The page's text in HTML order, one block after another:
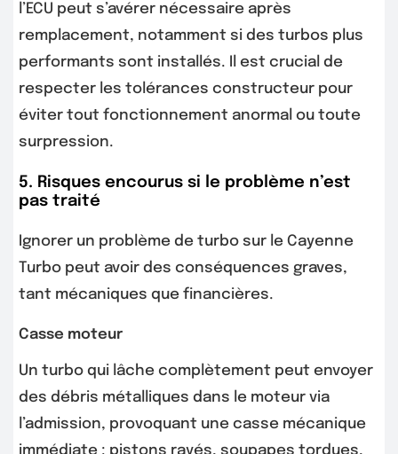
l’ECU peut s’avérer nécessaire après
remplacement, notamment si des turbos plus
performants sont installés. Il est crucial de
respecter les tolérances constructeur pour
éviter tout fonctionnement anormal ou toute
surpression.
5. Risques encourus si le problème n’est
pas traité
Ignorer un problème de turbo sur le Cayenne
Turbo peut avoir des conséquences graves,
tant mécaniques que financières.
Casse moteur
Un turbo qui lâche complètement peut envoyer
des débris métalliques dans le moteur via
l’admission, provoquant une casse mécanique
immédiate : pistons rayés, soupapes tordues,